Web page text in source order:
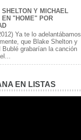
SHELTON Y MICHAEL
EN "HOME" POR
Ya te lo adelantábamos
que Blake Shelton y
Bublé grabarían la canción
EN LISTAS